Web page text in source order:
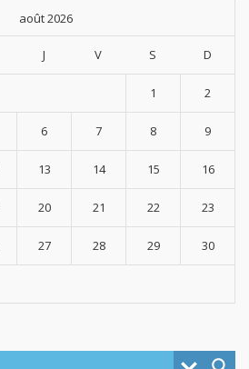
août 2026
J V S D
1 2
6 7 8 9
13 14 15 16
20 21 22 23
27 28 29 30